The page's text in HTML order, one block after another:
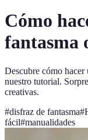
Cómo
fantasma
Descubre cómo
nuestro tutorial.
creativas.
#disfraz de fantasma#
fácil#manualidades